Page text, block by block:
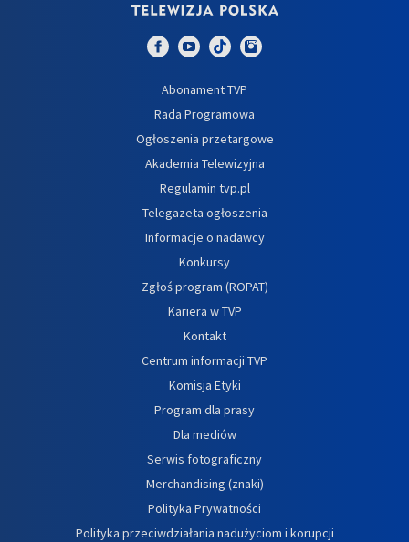
Abonament TVP
Rada Programowa
Ogłoszenia przetargowe
Akademia Telewizyjna
Regulamin tvp.pl
Telegazeta ogłoszenia
Informacje o nadawcy
Konkursy
Zgłoś program (ROPAT)
Kariera w TVP
Kontakt
Centrum informacji TVP
Komisja Etyki
Program dla prasy
Dla mediów
Serwis fotograficzny
Merchandising (znaki)
Polityka Prywatności
Polityka przeciwdziałania nadużyciom i korupcji